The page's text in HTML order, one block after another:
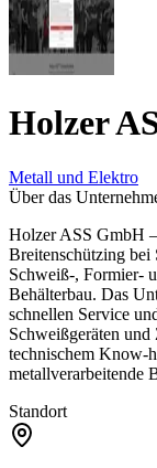
Holzer
Metall und Elektro
Über das
Holzer ASS GmbH
Breitenschützing bei
Schweiß-, Formier-
Behälterbau. Das
schnellen Service
Schweißgeräten
technischem Know-
metallverarbeitende
Standort